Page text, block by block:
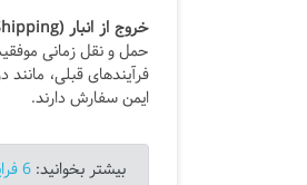
خروج از انبار (Shipping):
حمل و نقل زمانی
فرآیندهای قبلی،
ایمن سفارش دارند.
بیشتر بخوانید: 6 فرایند کلیدی انبار